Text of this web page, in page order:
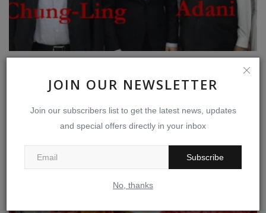
JOIN OUR NEWSLETTER
Join our subscribers list to get the latest news, updates
and special offers directly in your inbox
Subscribe
No, thanks